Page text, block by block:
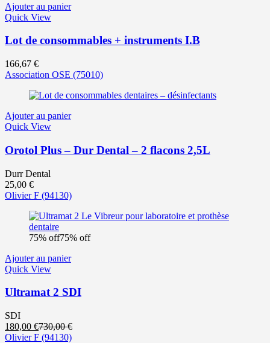
Ajouter au panier
Quick View
Lot de consommables + instruments I.B
166,67 €
Association OSE (75010)
Ajouter au panier
Quick View
Orotol Plus – Dur Dental – 2 flacons 2,5L
Durr Dental
25,00 €
Olivier F (94130)
75% off75% off
Ajouter au panier
Quick View
Ultramat 2 SDI
SDI
180,00 €Le
prix
730,00€Le
Olivier F (94130)